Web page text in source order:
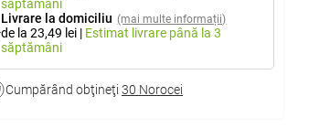
săptămâni
Livrare la domiciliu (mai multe informații)
de la 23,49 lei | Estimat livrare până la 3
săptămâni
Cumpărând obţineţi 30 Norocei